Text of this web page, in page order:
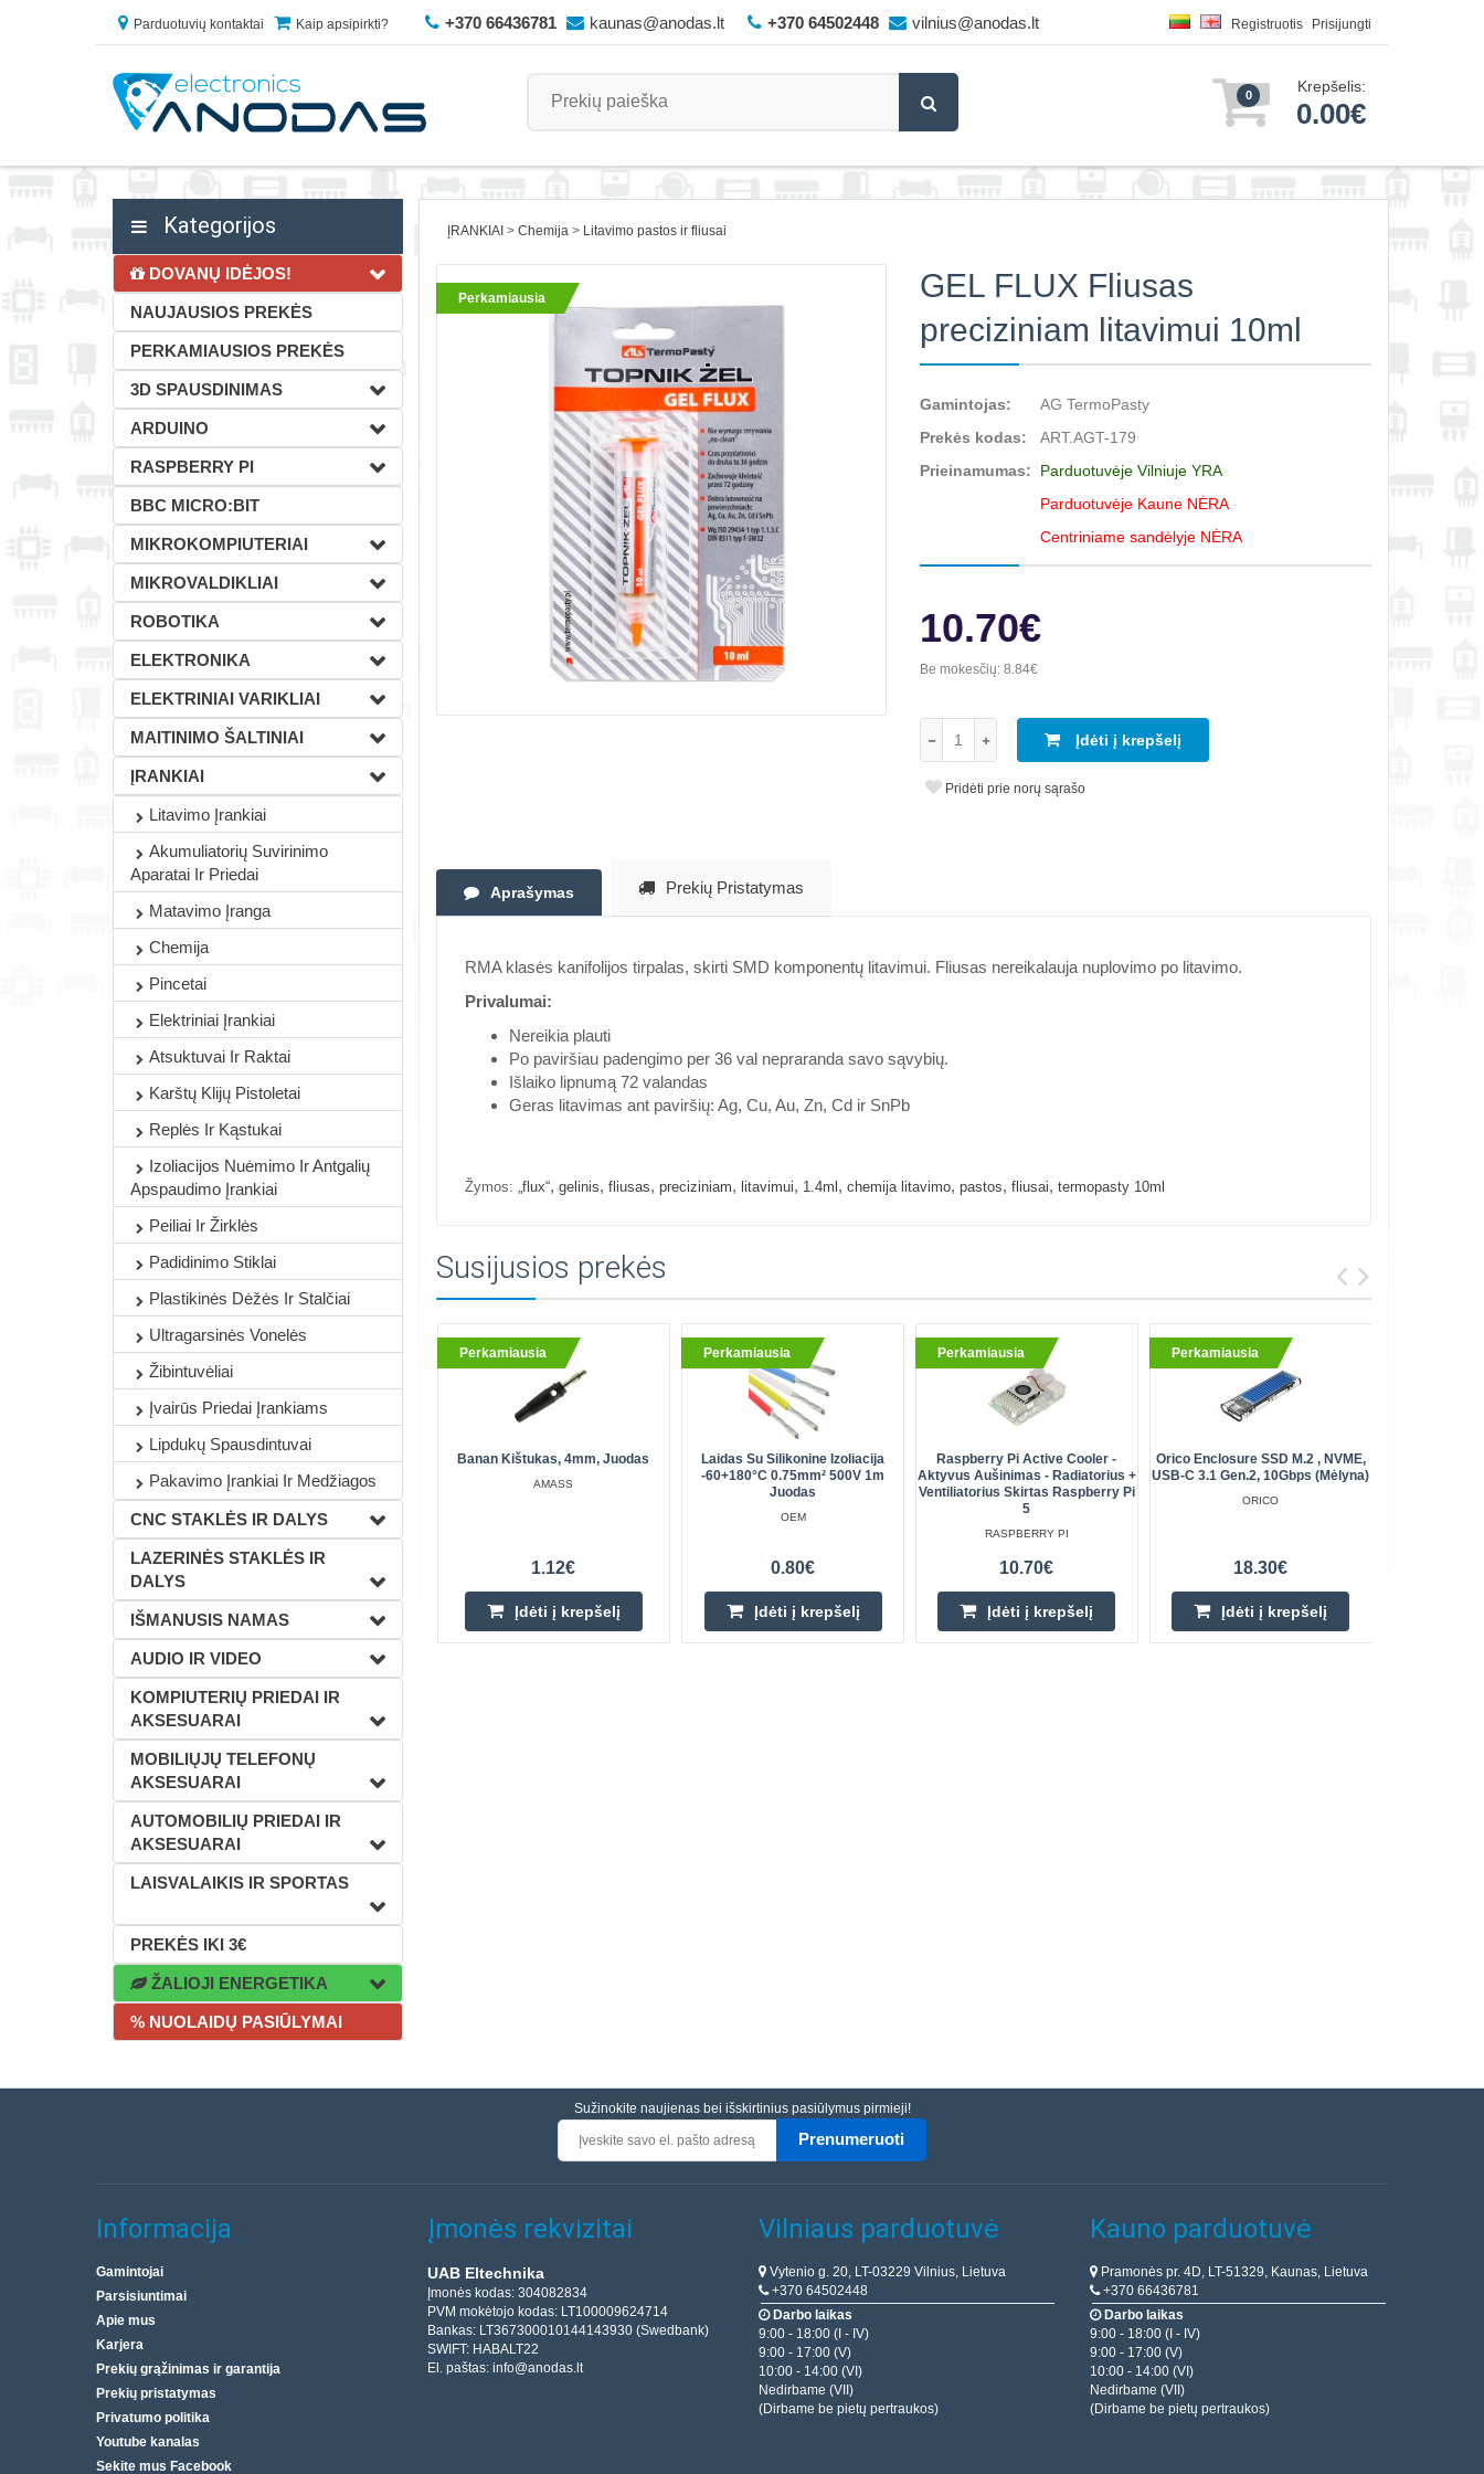
Parduotuvių kontaktai Kaip apsipirkti? +370 66436781 kaunas@anodas.lt +370 64502448 vilnius@anodas.lt Registruotis Prisijungti
0 Krepšelis:
0.00€
Kategorijos
DOVANŲ IDĖJOS!
NAUJAUSIOS PREKĖS
PERKAMIAUSIOS PREKĖS
3D SPAUSDINIMAS
ARDUINO
RASPBERRY PI
BBC MICRO:BIT
MIKROKOMPIUTERIAI
MIKROVALDIKLIAI
ROBOTIKA
ELEKTRONIKA
ELEKTRINIAI VARIKLIAI
MAITINIMO ŠALTINIAI
ĮRANKIAI
Litavimo Įrankiai
Akumuliatorių Suvirinimo
Aparatai Ir Priedai
Matavimo Įranga
Chemija
Pincetai
Elektriniai Įrankiai
Atsuktuvai Ir Raktai
Karštų Klijų Pistoletai
Replės Ir Kąstukai
Izoliacijos Nuėmimo Ir Antgalių
Apspaudimo Įrankiai
Peiliai Ir Žirklės
Padidinimo Stiklai
Plastikinės Dėžės Ir Stalčiai
Ultragarsinės Vonelės
Žibintuvėliai
Įvairūs Priedai Įrankiams
Lipdukų Spausdintuvai
Pakavimo Įrankiai Ir Medžiagos
CNC STAKLĖS IR DALYS
LAZERINĖS STAKLĖS IR
DALYS
IŠMANUSIS NAMAS
AUDIO IR VIDEO
KOMPIUTERIŲ PRIEDAI IR
AKSESUARAI
MOBILIŲJŲ TELEFONŲ
AKSESUARAI
AUTOMOBILIŲ PRIEDAI IR
AKSESUARAI
LAISVALAIKIS IR SPORTAS
PREKĖS IKI 3€
ŽALIOJI ENERGETIKA
% NUOLAIDŲ PASIŪLYMAI
ĮRANKIAI Chemija Litavimo pastos ir fliusai
Perkamiausia
GEL FLUX Fliusas
preciziniam litavimui 10ml
Gamintojas:
AG TermoPasty
Prekės kodas:
ART.AGT-179
Prieinamumas:
Parduotuvėje Vilniuje YRA
Parduotuvėje Kaune NĖRA
Centriniame sandėlyje NĖRA
10.70€
Be mokesčių:8.84€
Įdėti į krepšelį
Pridėti prie norų sąrašo
Aprašymas Prekių Pristatymas
RMA klasės kanifolijos tirpalas, skirti SMD komponentų litavimui. Fliusas nereikalauja nuplovimo po litavimo.
Privalumai:
Nereikia plauti
Po paviršiau padengimo per 36 val nepraranda savo sąvybių.
Išlaiko lipnumą 72 valandas
Geras litavimas ant paviršių: Ag, Cu, Au, Zn, Cd ir SnPb
Žymos: „flux“, gelinis, fliusas, preciziniam, litavimui, 1.4ml , chemija litavimo, pastos, fliusai, termopasty 10ml
Susijusios prekės
Perkamiausia
Banan Kištukas, 4mm, Juodas
AMASS
1.12€
Įdėti į krepšelį
Perkamiausia
Laidas Su Silikonine Izoliacija
-60+180°C 0.75mm² 500V 1m
Juodas
OEM
0.80€
Įdėti į krepšelį
Perkamiausia
Raspberry Pi Active Cooler -
Aktyvus Aušinimas - Radiatorius +
Ventiliatorius Skirtas Raspberry Pi
5
RASPBERRY PI
10.70€
Įdėti į krepšelį
Perkamiausia
Orico Enclosure SSD M.2 , NVME,
USB-C 3.1 Gen.2, 10Gbps (mėlyna)
ORICO
18.30€
Įdėti į krepšelį
Sužinokite naujienas bei išskirtinius pasiūlymus pirmieji!
Prenumeruoti
Informacija
Gamintojai
Parsisiuntimai
Apie mus
Karjera
Prekių grąžinimas ir garantija
Prekių pristatymas
Privatumo politika
Youtube kanalas
Sekite mus Facebook
Įmonės rekvizitai
UAB Eltechnika
Įmonės kodas: 304082834
PVM mokėtojo kodas: LT100009624714
Bankas: LT367300010144143930 (Swedbank)
SWIFT: HABALT22
El. paštas: info@anodas.lt
Vilniaus parduotuvė
Vytenio g. 20, LT-03229 Vilnius, Lietuva
+370 64502448
Darbo laikas
9:00 - 18:00 (I - IV)
9:00 - 17:00 (V)
10:00 - 14:00 (VI)
Nedirbame (VII)
(Dirbame be pietų pertraukos)
Kauno parduotuvė
Pramonės pr. 4D, LT-51329, Kaunas, Lietuva
+370 66436781
Darbo laikas
9:00 - 18:00 (I - IV)
9:00 - 17:00 (V)
10:00 - 14:00 (VI)
Nedirbame (VII)
(Dirbame be pietų pertraukos)